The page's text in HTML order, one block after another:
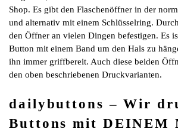
Shop. Es gibt den Flaschenöffner in der
und alternativ mit einem Schlüsselring.
den Öffner an vielen Dingen befestigen. Es
Button mit einem Band um den Hals zu
ihn immer griffbereit. Auch diese beiden
den oben beschriebenen Druckvarianten.
dailybuttons – Wir
Buttons mit DEINEM